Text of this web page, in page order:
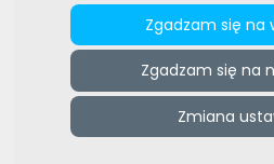
Zgadzam się na
Zgadzam się na
Zmiana
ZAMÓW REKLAMĘ W
e-tlumacze.net Language Partner
rosyjski–polski